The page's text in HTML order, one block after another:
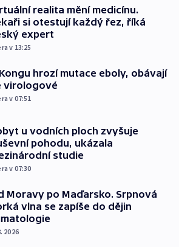
realita mění medicínu.
si otestují každý řez, říká
expert
v 13:25
hrozí mutace eboly, obávají
virologové
v 07:51
u vodních ploch zvyšuje
pohodu, ukázala
studie
v 07:30
Moravy po Maďarsko. Srpnová
vlna se zapíše do dějin
2026